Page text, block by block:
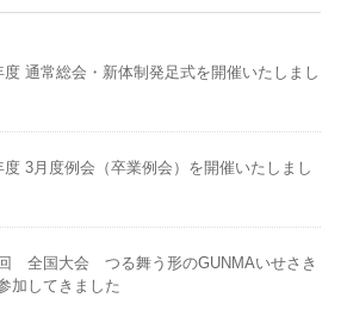
度 通常総会・新体制発足式を開催いたしまし
度 3月度例会（卒業例会）を開催いたしまし
全国大会 つる舞う形のGUNMAいせさき
加してきました